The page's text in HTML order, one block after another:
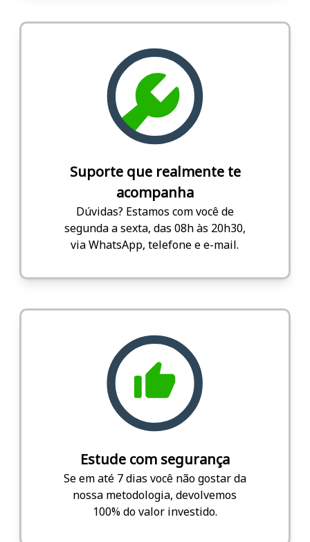
Suporte que realmente te
acompanha
Dúvidas? Estamos com você de
segunda a sexta, das 08h às 20h30,
via WhatsApp, telefone e e-mail.
Estude com segurança
Se em até 7 dias você não gostar da
nossa metodologia, devolvemos
100% do valor investido.